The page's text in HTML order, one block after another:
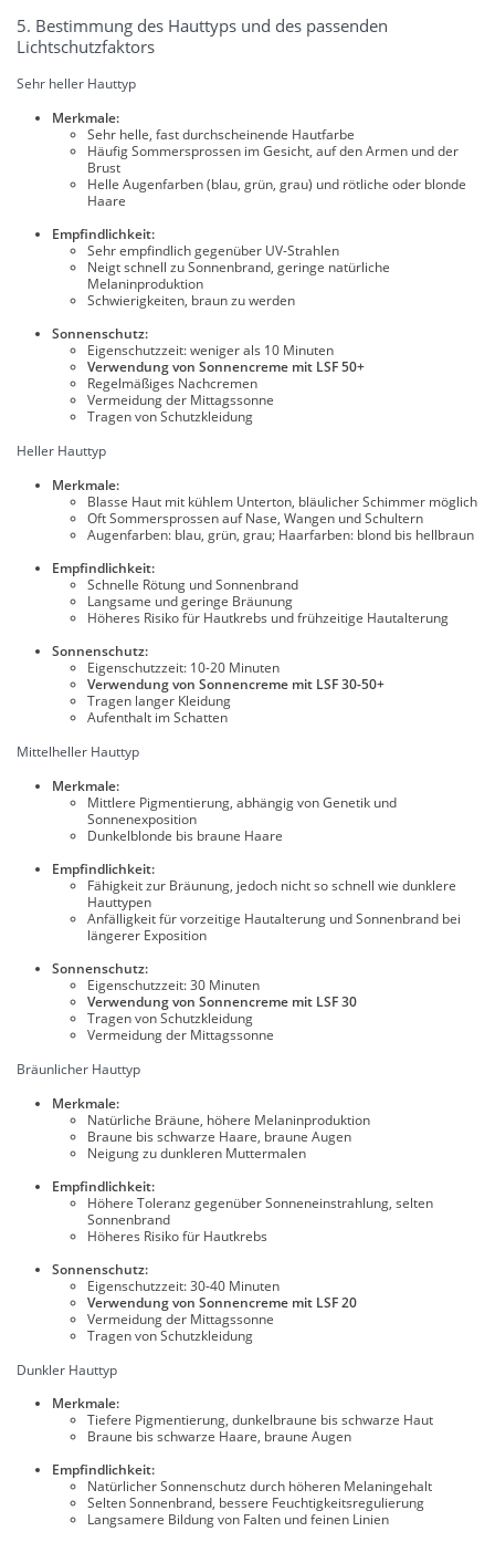
5. Bestimmung des Hauttyps und des passenden
Lichtschutzfaktors
Sehr heller Hauttyp
Merkmale:
Sehr helle, fast durchscheinende Hautfarbe
Häufig Sommersprossen im Gesicht, auf den Armen und der
Brust
Helle Augenfarben (blau, grün, grau) und rötliche oder blonde
Haare
Empfindlichkeit:
Sehr empfindlich gegenüber UV-Strahlen
Neigt schnell zu Sonnenbrand, geringe natürliche
Melaninproduktion
Schwierigkeiten, braun zu werden
Sonnenschutz:
Eigenschutzzeit: weniger als 10 Minuten
Verwendung von Sonnencreme mit LSF 50+
Regelmäßiges Nachcremen
Vermeidung der Mittagssonne
Tragen von Schutzkleidung
Heller Hauttyp
Merkmale:
Blasse Haut mit kühlem Unterton, bläulicher Schimmer möglich
Oft Sommersprossen auf Nase, Wangen und Schultern
Augenfarben: blau, grün, grau; Haarfarben: blond bis hellbraun
Empfindlichkeit:
Schnelle Rötung und Sonnenbrand
Langsame und geringe Bräunung
Höheres Risiko für Hautkrebs und frühzeitige Hautalterung
Sonnenschutz:
Eigenschutzzeit: 10-20 Minuten
Verwendung von Sonnencreme mit LSF 30-50+
Tragen langer Kleidung
Aufenthalt im Schatten
Mittelheller Hauttyp
Merkmale:
Mittlere Pigmentierung, abhängig von Genetik und
Sonnenexposition
Dunkelblonde bis braune Haare
Empfindlichkeit:
Fähigkeit zur Bräunung, jedoch nicht so schnell wie dunklere
Hauttypen
Anfälligkeit für vorzeitige Hautalterung und Sonnenbrand bei
längerer Exposition
Sonnenschutz:
Eigenschutzzeit: 30 Minuten
Verwendung von Sonnencreme mit LSF 30
Tragen von Schutzkleidung
Vermeidung der Mittagssonne
Bräunlicher Hauttyp
Merkmale:
Natürliche Bräune, höhere Melaninproduktion
Braune bis schwarze Haare, braune Augen
Neigung zu dunkleren Muttermalen
Empfindlichkeit:
Höhere Toleranz gegenüber Sonneneinstrahlung, selten
Sonnenbrand
Höheres Risiko für Hautkrebs
Sonnenschutz:
Eigenschutzzeit: 30-40 Minuten
Verwendung von Sonnencreme mit LSF 20
Vermeidung der Mittagssonne
Tragen von Schutzkleidung
Dunkler Hauttyp
Merkmale:
Tiefere Pigmentierung, dunkelbraune bis schwarze Haut
Braune bis schwarze Haare, braune Augen
Empfindlichkeit:
Natürlicher Sonnenschutz durch höheren Melaningehalt
Selten Sonnenbrand, bessere Feuchtigkeitsregulierung
Langsamere Bildung von Falten und feinen Linien